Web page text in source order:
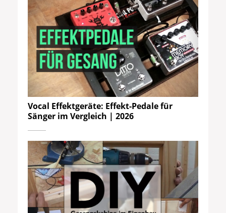
Vocal Effektgeräte: Effekt-Pedale für
Sänger im Vergleich | 2026